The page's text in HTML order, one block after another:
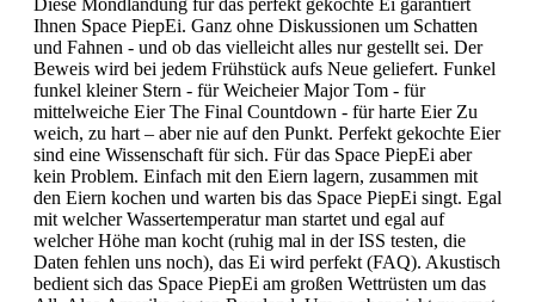
Diese Mondlandung für das perfekt gekochte Ei garantiert
Ihnen Space PiepEi. Ganz ohne Diskussionen um Schatten
und Fahnen - und ob das vielleicht alles nur gestellt sei. Der
Beweis wird bei jedem Frühstück aufs Neue geliefert. Funkel
funkel kleiner Stern - für Weicheier Major Tom - für
mittelweiche Eier The Final Countdown - für harte Eier Zu
weich, zu hart – aber nie auf den Punkt. Perfekt gekochte Eier
sind eine Wissenschaft für sich. Für das Space PiepEi aber
kein Problem. Einfach mit den Eiern lagern, zusammen mit
den Eiern kochen und warten bis das Space PiepEi singt. Egal
mit welcher Wassertemperatur man startet und egal auf
welcher Höhe man kocht (ruhig mal in der ISS testen, die
Daten fehlen uns noch), das Ei wird perfekt (FAQ). Akustisch
bedient sich das Space PiepEi am großen Wettrüsten um das